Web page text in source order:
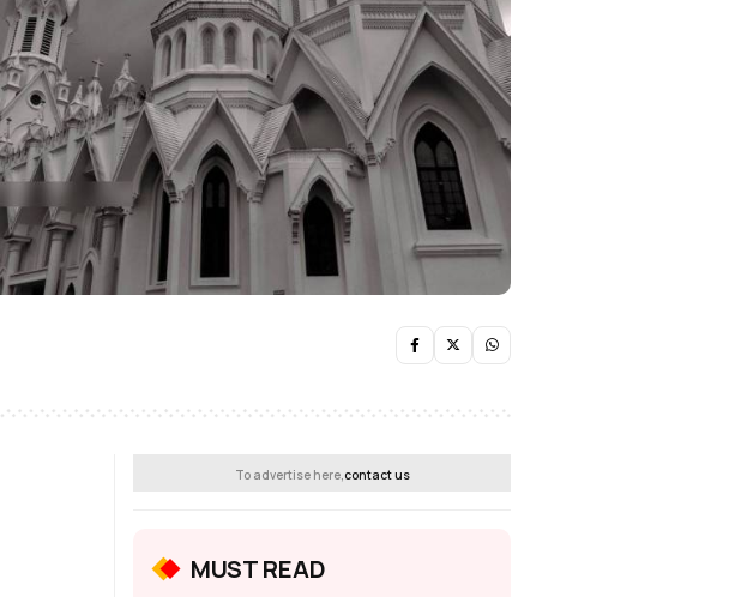
To advertise here, contact us
MUST READ